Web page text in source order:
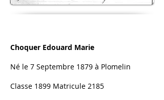
Choquer Edouard Marie
Né le 7 Septembre 1879 à Plomelin
Classe 1899 Matricule 2185